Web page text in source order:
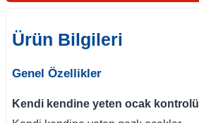
Ürün Bilgileri
Genel Özellikler
Kendi kendine yeten ocak kontrolü